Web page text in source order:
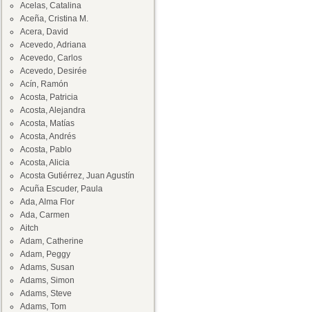
Acelas, Catalina
Aceña, Cristina M.
Acera, David
Acevedo, Adriana
Acevedo, Carlos
Acevedo, Desirée
Acín, Ramón
Acosta, Patricia
Acosta, Alejandra
Acosta, Matías
Acosta, Andrés
Acosta, Pablo
Acosta, Alicia
Acosta Gutiérrez, Juan Agustín
Acuña Escuder, Paula
Ada, Alma Flor
Ada, Carmen
Aitch
Adam, Catherine
Adam, Peggy
Adams, Susan
Adams, Simon
Adams, Steve
Adams, Tom